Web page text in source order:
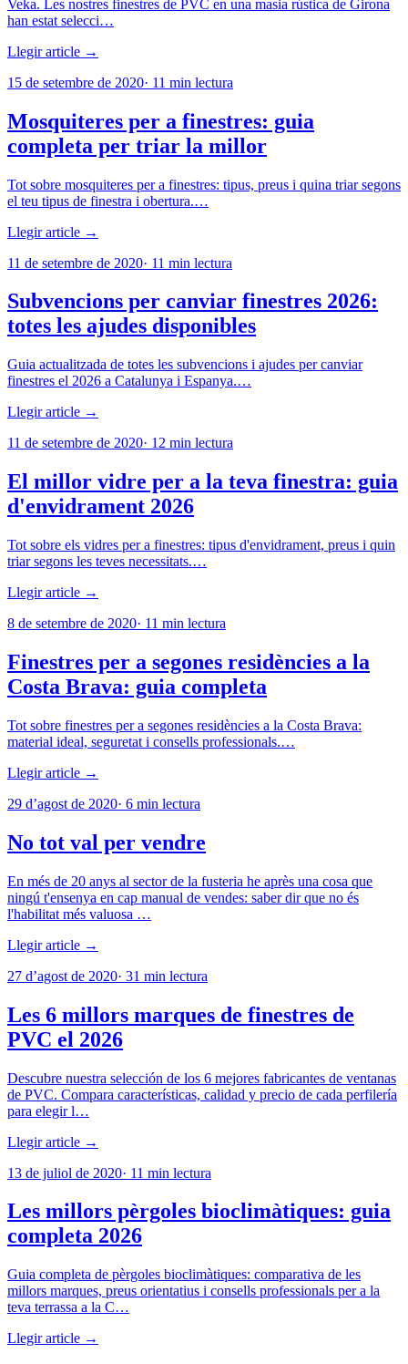
Veka. Les nostres finestres de PVC en una masia rústica de Girona
han estat selecci…
Llegir article →
15 de setembre de 2020· 11 min lectura
Mosquiteres per a finestres: guia
completa per triar la millor
Tot sobre mosquiteres per a finestres: tipus, preus i quina triar segons
el teu tipus de finestra i obertura.…
Llegir article →
11 de setembre de 2020· 11 min lectura
Subvencions per canviar finestres 2026:
totes les ajudes disponibles
Guia actualitzada de totes les subvencions i ajudes per canviar
finestres el 2026 a Catalunya i Espanya.…
Llegir article →
11 de setembre de 2020· 12 min lectura
El millor vidre per a la teva finestra: guia
d'envidrament 2026
Tot sobre els vidres per a finestres: tipus d'envidrament, preus i quin
triar segons les teves necessitats.…
Llegir article →
8 de setembre de 2020· 11 min lectura
Finestres per a segones residències a la
Costa Brava: guia completa
Tot sobre finestres per a segones residències a la Costa Brava:
material ideal, seguretat i consells professionals.…
Llegir article →
29 d’agost de 2020· 6 min lectura
No tot val per vendre
En més de 20 anys al sector de la fusteria he après una cosa que
ningú t'ensenya en cap manual de vendes: saber dir que no és
l'habilitat més valuosa …
Llegir article →
27 d’agost de 2020· 31 min lectura
Les 6 millors marques de finestres de
PVC el 2026
Descubre nuestra selección de los 6 mejores fabricantes de ventanas
de PVC. Compara características, calidad y precio de cada perfilería
para elegir l…
Llegir article →
13 de juliol de 2020· 11 min lectura
Les millors pèrgoles bioclimàtiques: guia
completa 2026
Guia completa de pèrgoles bioclimàtiques: comparativa de les
millors marques, preus orientatius i consells professionals per a la
teva terrassa a la C…
Llegir article →